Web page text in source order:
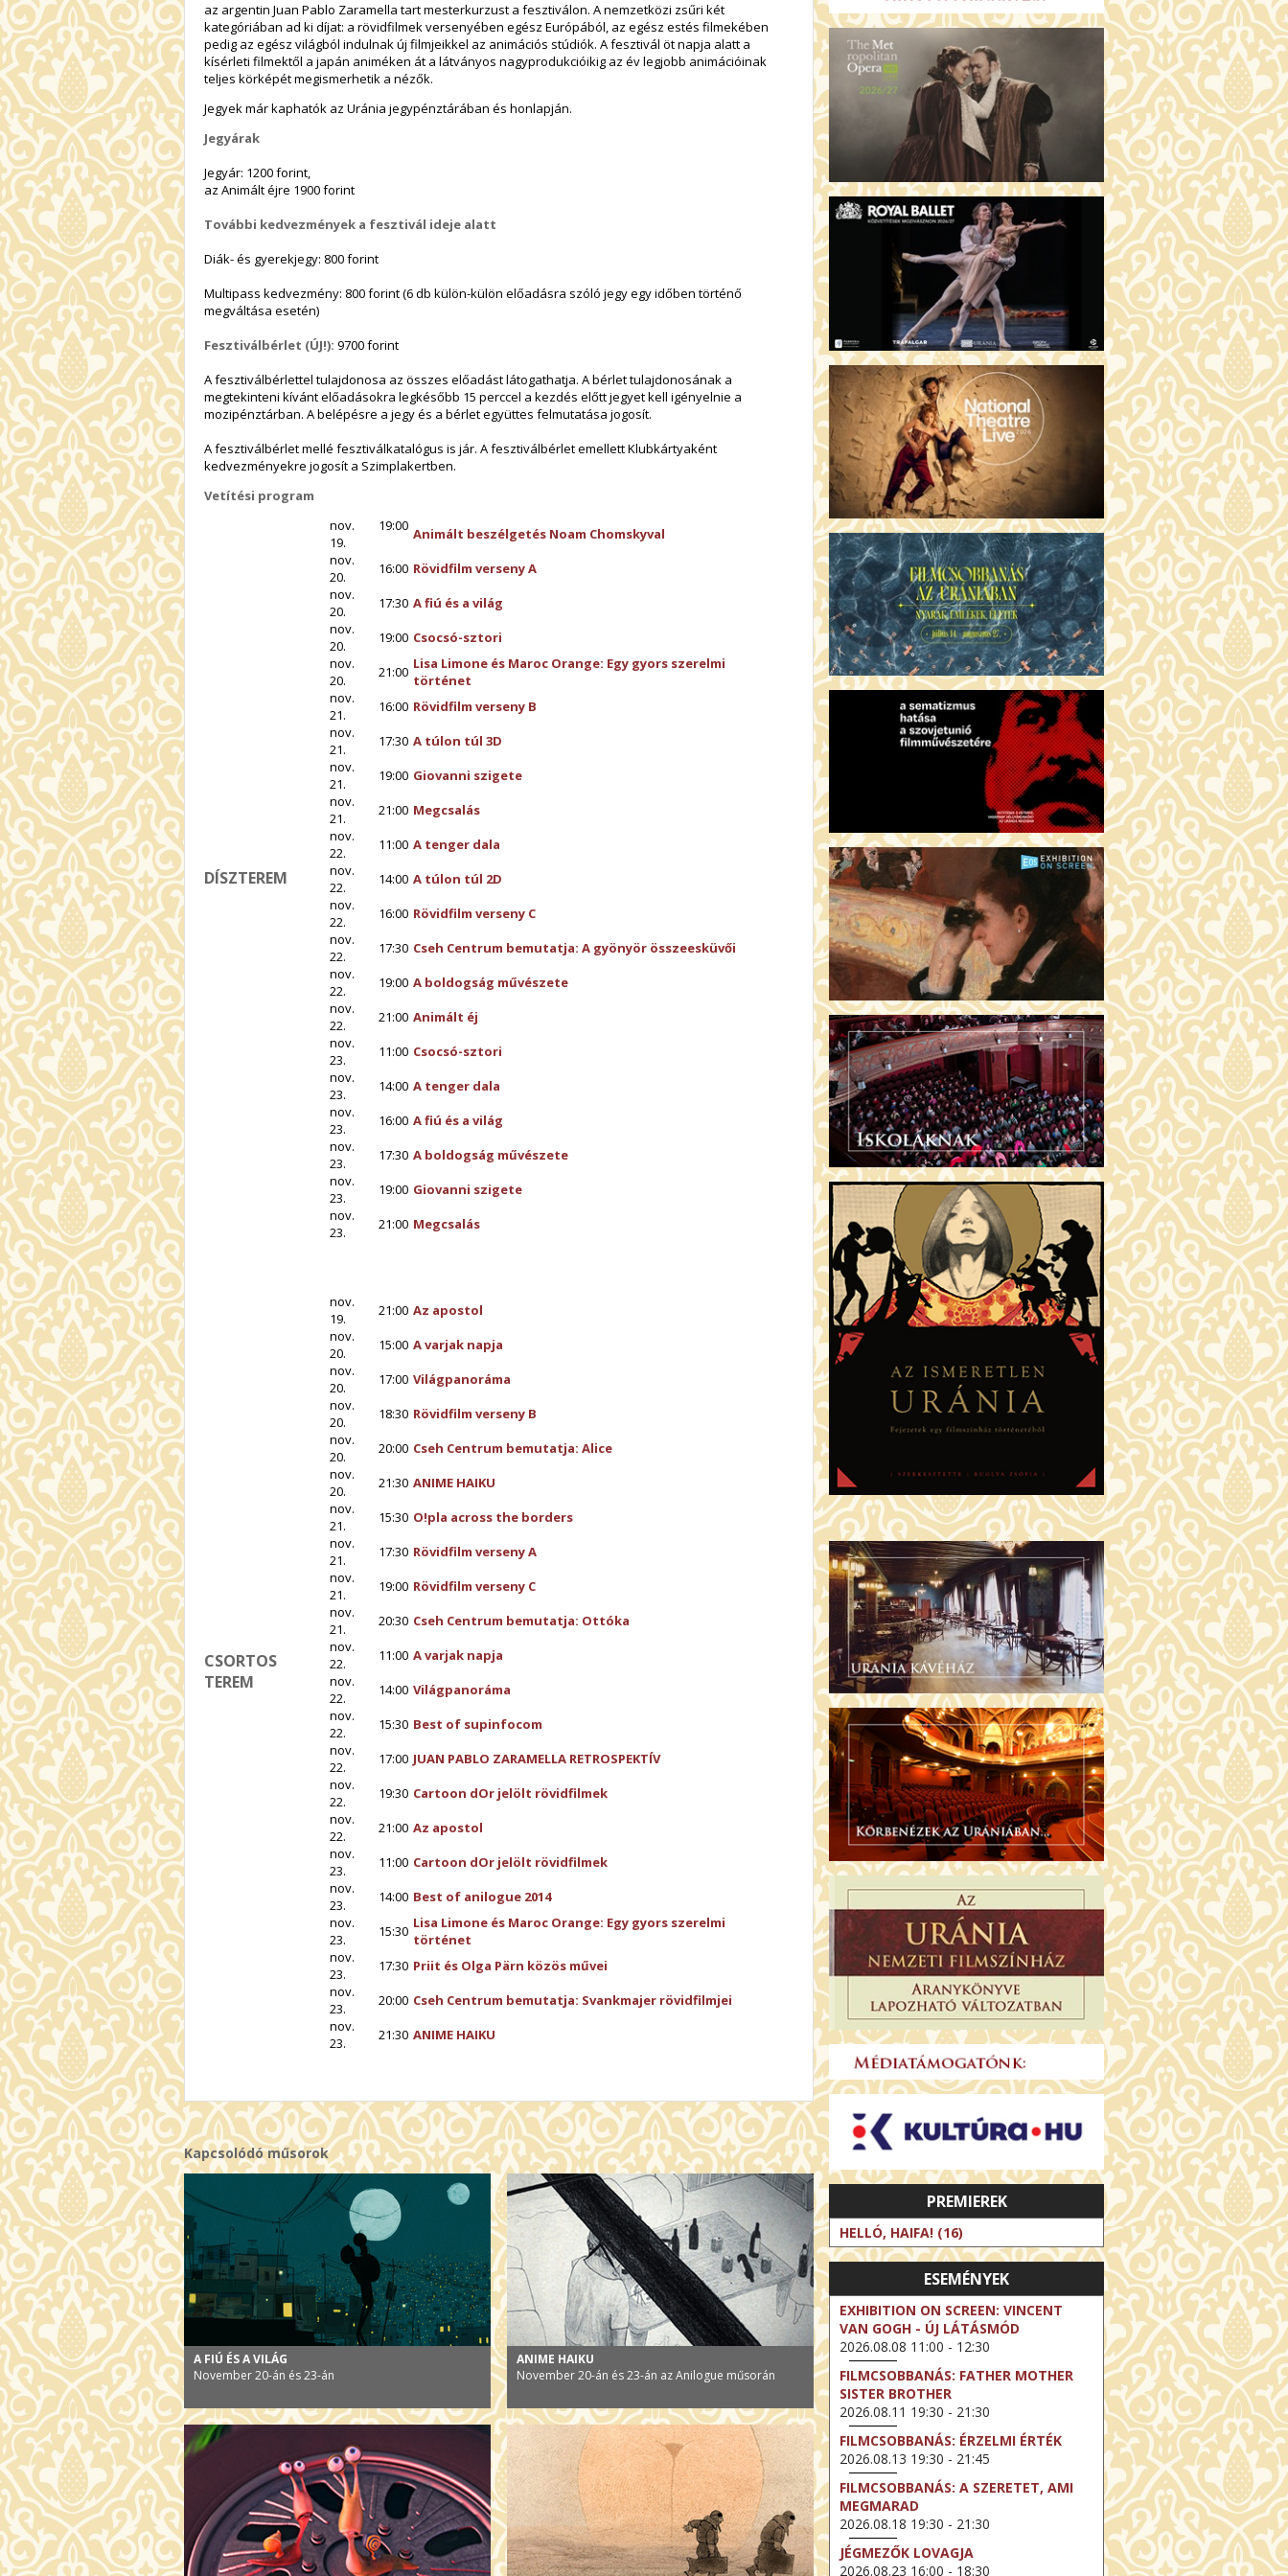
az argentin Juan Pablo Zaramella tart mesterkurzust a fesztiválon. A nemzetközi zsűri két
kategóriában ad ki díjat: a rövidfilmek versenyében egész Európából, az egész estés filmekében
pedig az egész világból indulnak új filmjeikkel az animációs stúdiók. A fesztivál öt napja alatt a
kísérleti filmektől a japán animéken át a látványos nagyprodukcióikig az év legjobb animációinak
teljes körképét megismerhetik a nézők.
Jegyek már kaphatók az Uránia jegypénztárában és honlapján.
Jegyárak
Jegyár: 1200 forint,
az Animált éjre 1900 forint
További kedvezmények a fesztivál ideje alatt
Diák- és gyerekjegy: 800 forint
Multipass kedvezmény: 800 forint (6 db külön-külön előadásra szóló jegy egy időben történő
megváltása esetén)
Fesztiválbérlet (ÚJ!): 9700 forint
A fesztiválbérlettel tulajdonosa az összes előadást látogathatja. A bérlet tulajdonosának a
megtekinteni kívánt előadásokra legkésőbb 15 perccel a kezdés előtt jegyet kell igényelnie a
mozipénztárban. A belépésre a jegy és a bérlet együttes felmutatása jogosít.
A fesztiválbérlet mellé fesztiválkatalógus is jár. A fesztiválbérlet emellett Klubkártyaként
kedvezményekre jogosít a Szimplakertben.
Vetítési program
DÍSZTEREM
nov.
19.
19:00 Animált beszélgetés Noam Chomskyval
nov.
20.
16:00 Rövidfilm verseny A
nov.
20.
17:30 A fiú és a világ
nov.
20.
19:00 Csocsó-sztori
nov.
20.
21:00 Lisa Limone és Maroc Orange: Egy gyors szerelmi
történet
nov.
21.
16:00 Rövidfilm verseny B
nov.
21.
17:30 A túlon túl 3D
nov.
21.
19:00 Giovanni szigete
nov.
21.
21:00 Megcsalás
nov.
22.
11:00 A tenger dala
nov.
22.
14:00 A túlon túl 2D
nov.
22.
16:00 Rövidfilm verseny C
nov.
22.
17:30 Cseh Centrum bemutatja: A gyönyör összeesküvői
nov.
22.
19:00 A boldogság művészete
nov.
22.
21:00 Animált éj
nov.
23.
11:00 Csocsó-sztori
nov.
23.
14:00 A tenger dala
nov.
23.
16:00 A fiú és a világ
nov.
23.
17:30 A boldogság művészete
nov.
23.
19:00 Giovanni szigete
nov.
23.
21:00 Megcsalás
CSORTOS
TEREM
nov.
19.
21:00 Az apostol
nov.
20.
15:00 A varjak napja
nov.
20.
17:00 Világpanoráma
nov.
20.
18:30 Rövidfilm verseny B
nov.
20.
20:00 Cseh Centrum bemutatja: Alice
nov.
20.
21:30 ANIME HAIKU
nov.
21.
15:30 O!pla across the borders
nov.
21.
17:30 Rövidfilm verseny A
nov.
21.
19:00 Rövidfilm verseny C
nov.
21.
20:30 Cseh Centrum bemutatja: Ottóka
nov.
22.
11:00 A varjak napja
nov.
22.
14:00 Világpanoráma
nov.
22.
15:30 Best of supinfocom
nov.
22.
17:00 JUAN PABLO ZARAMELLA RETROSPEKTÍV
nov.
22.
19:30 Cartoon dOr jelölt rövidfilmek
nov.
22.
21:00 Az apostol
nov.
23.
11:00 Cartoon dOr jelölt rövidfilmek
nov.
23.
14:00 Best of anilogue 2014
nov.
23.
15:30 Lisa Limone és Maroc Orange: Egy gyors szerelmi
történet
nov.
23.
17:30 Priit és Olga Pärn közös művei
nov.
23.
20:00 Cseh Centrum bemutatja: Svankmajer rövidfilmjei
nov.
23.
21:30 ANIME HAIKU
Kapcsolódó műsorok
A FIÚ ÉS A VILÁG
November 20-án és 23-án
ANIME HAIKU
November 20-án és 23-án az Anilogue műsorán
PREMIEREK
HELLÓ, HAIFA! (16)
ESEMÉNYEK
EXHIBITION ON SCREEN: VINCENT
VAN GOGH - ÚJ LÁTÁSMÓD
2026.08.08 11:00 - 12:30
FILMCSOBBANÁS: FATHER MOTHER
SISTER BROTHER
2026.08.11 19:30 - 21:30
FILMCSOBBANÁS: ÉRZELMI ÉRTÉK
2026.08.13 19:30 - 21:45
FILMCSOBBANÁS: A SZERETET, AMI
MEGMARAD
2026.08.18 19:30 - 21:30
JÉGMEZŐK LOVAGJA
2026.08.23 16:00 - 18:30